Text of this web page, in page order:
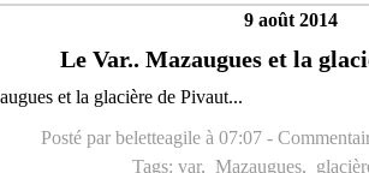
9 août 2014
Le Var.. Mazaugues et la
Posté par beletteagile à 07:07 -
Tags: var, Mazaugues,